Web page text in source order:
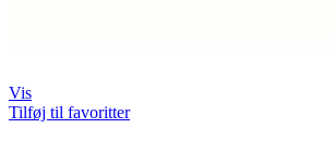
Vis
Tilføj til favoritter